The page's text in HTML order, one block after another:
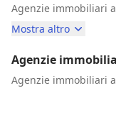
Agenzie immobiliari
Mostra altro
Agenzie
Agenzie immobiliari